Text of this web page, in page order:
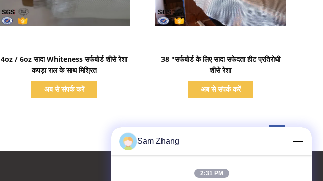
4oz / 6oz सादा Whiteness सर्फबोर्ड शीसे रेशा
कपड़ा राल के साथ मिश्रित
अब से संपर्क करें
प्रदर्शन का विवरण
38 "सर्फबोर्ड के लिए सादा सफेदता हीट प्रतिरोधी
शीसे रेशा
अब से संपर्क करें
Sam Zhang
2:31 PM